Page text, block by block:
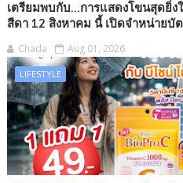
เตรียมพบกับ...การแสดงโขนสุดยิ่ง
สีดา 12 สิงหาคม นี้ เปิดจำหน่ายบั
Chada Aug 01, 2026
LIFESTYLE